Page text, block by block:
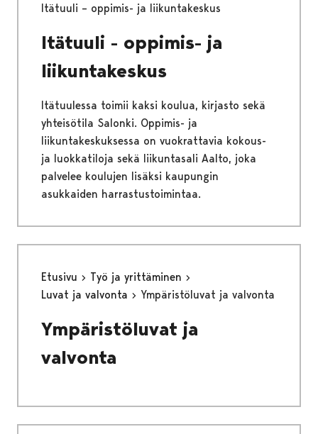
Itätuuli – oppimis- ja liikuntakeskus
Itätuuli - oppimis- ja
liikuntakeskus
Itätuulessa toimii kaksi koulua, kirjasto sekä
yhteisötila Salonki. Oppimis- ja
liikuntakeskuksessa on vuokrattavia kokous-
ja luokkatiloja sekä liikuntasali Aalto, joka
palvelee koulujen lisäksi kaupungin
asukkaiden harrastustoimintaa.
Etusivu
Työ ja yrittäminen
Luvat ja valvonta
Ympäristöluvat ja valvonta
Ympäristöluvat ja
valvonta